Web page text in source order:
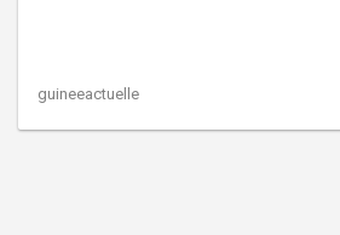
guineeactuelle